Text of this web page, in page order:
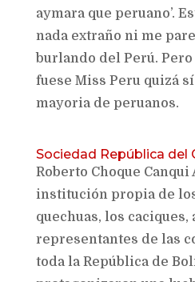
aymara que peruano’.
nada extraño ni me
burlando del Perú.
fuese Miss Peru quizá
mayoria de peruanos.
Sociedad República del
Roberto Choque
institución propia de
quechuas, los
representantes de las
toda la República de